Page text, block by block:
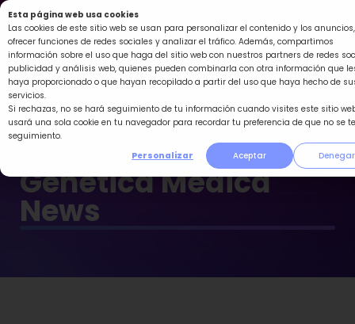
Esta página web usa cookies
Las cookies de este sitio web se usan para personalizar el contenido y los anuncios,
ofrecer funciones de redes sociales y analizar el tráfico. Además, compartimos
información sobre el uso que haga del sitio web con nuestros partners de redes
publicidad y análisis web, quienes pueden combinarla con otra información que
haya proporcionado o que hayan recopilado a partir del uso que haya hecho de
servicios.
Si rechazas, no se hará seguimiento de tu información cuando visites este sitio
usará una sola cookie en tu navegador para recordar tu preferencia de que no se
seguimiento.
Personalizar
Aceptar Denegar
Ir
al
contenido
Genética Médica
News